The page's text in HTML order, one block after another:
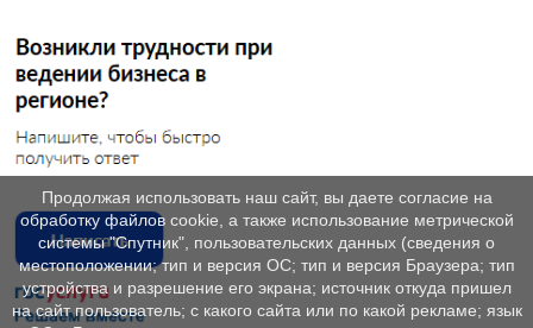
Продолжая использовать наш сайт, вы даете согласие на
обработку файлов cookie, а также использование метрической
системы "Спутник", пользовательских данных (сведения о
местоположении; тип и версия ОС; тип и версия Браузера; тип
устройства и разрешение его экрана; источник откуда пришел
на сайт пользователь; с какого сайта или по какой рекламе; язык